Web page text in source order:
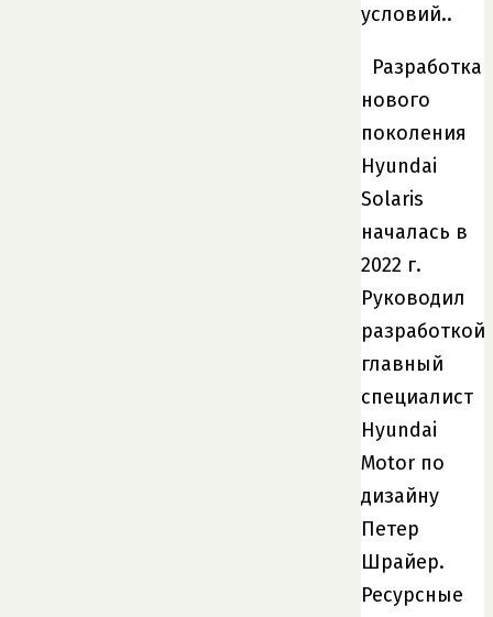
условий..
Разработка
нового
поколения
Hyundai
Solaris
началась в
2022 г.
Руководил
разработкой
главный
специалист
Hyundai
Motor по
дизайну
Петер
Шрайер.
Ресурсные